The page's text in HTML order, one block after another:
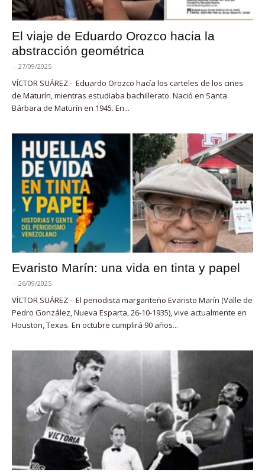
El viaje de Eduardo Orozco hacia la
abstracción geométrica
- 27/09/2025
VÍCTOR SUÁREZ - Eduardo Orozco hacía los carteles de los cines
de Maturín, mientras estudiaba bachillerato. Nació en Santa
Bárbara de Maturín en 1945. En...
Evaristo Marín: una vida en tinta y papel
- 26/09/2025
VÍCTOR SUÁREZ - El periodista margariteño Evaristo Marín (Valle de
Pedro González, Nueva Esparta, 26-10-1935), vive actualmente en
Houston, Texas. En octubre cumplirá 90 años...